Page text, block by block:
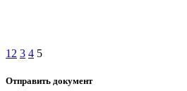
1 2 3 4 5
Отправить документ